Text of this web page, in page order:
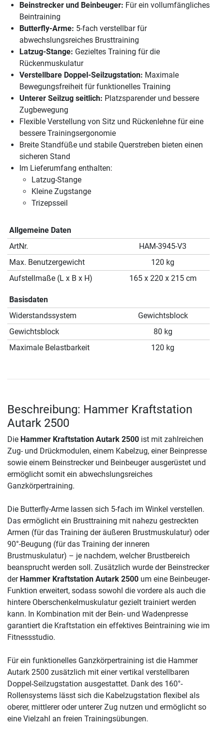
Beinstrecker und Beinbeuger: Für ein vollumfängliches
Beintraining
Butterfly-Arme: 5-fach verstellbar für
abwechslungsreiches Brusttraining
Latzug-Stange: Gezieltes Training für die
Rückenmuskulatur
Verstellbare Doppel-Seilzugstation: Maximale
Bewegungsfreiheit für funktionelles Training
Unterer Seilzug seitlich: Platzsparender und bessere
Zugbewegung
Flexible Verstellung von Sitz und Rückenlehne für eine
bessere Trainingsergonomie
Breite Standfüße und stabile Querstreben bieten einen
sicheren Stand
Im Lieferumfang enthalten:
Latzug-Stange
Kleine Zugstange
Trizepsseil
Allgemeine Daten
ArtNr.
HAM-3945-V3
Max. Benutzergewicht
120 kg
Aufstellmaße (L x B x H)
165 x 220 x 215 cm
Basisdaten
Widerstandssystem
Gewichtsblock
Gewichtsblock
80 kg
Maximale Belastbarkeit
120 kg
Beschreibung: Hammer Kraftstation
Autark 2500
Die Hammer Kraftstation Autark 2500 ist mit zahlreichen
Zug- und Drückmodulen, einem Kabelzug, einer Beinpresse
sowie einem Beinstrecker und Beinbeuger ausgerüstet und
ermöglicht somit ein abwechslungsreiches
Ganzkörpertraining.
Die Butterfly-Arme lassen sich 5-fach im Winkel verstellen.
Das ermöglicht ein Brusttraining mit nahezu gestreckten
Armen (für das Training der äußeren Brustmuskulatur) oder
90°-Beugung (für das Training der inneren
Brustmuskulatur) – je nachdem, welcher Brustbereich
beansprucht werden soll. Zusätzlich wurde der Beinstrecker
der Hammer Kraftstation Autark 2500 um eine Beinbeuger-
Funktion erweitert, sodass sowohl die vordere als auch die
hintere Oberschenkelmuskulatur gezielt trainiert werden
kann. In Kombination mit der Bein- und Wadenpresse
garantiert die Kraftstation ein effektives Beintraining wie im
Fitnessstudio.
Für ein funktionelles Ganzkörpertraining ist die Hammer
Autark 2500 zusätzlich mit einer vertikal verstellbaren
Doppel-Seilzugstation ausgestattet. Dank des 160°-
Rollensystems lässt sich die Kabelzugstation flexibel als
oberer, mittlerer oder unterer Zug nutzen und ermöglicht so
eine Vielzahl an freien Trainingsübungen.